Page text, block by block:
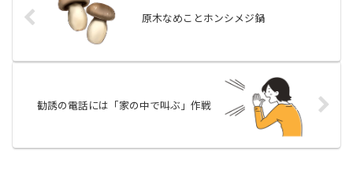
原木なめことホンシメジ鍋
勧誘の電話には「家の中で叫ぶ」作戦